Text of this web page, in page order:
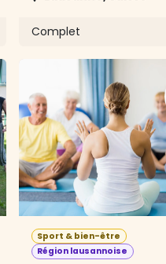
Complet
Sport & bien-être
Région lausannoise